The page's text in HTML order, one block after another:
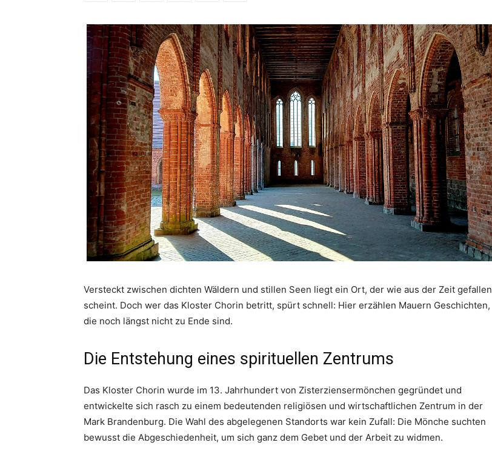
Versteckt zwischen dichten Wäldern und stillen Seen liegt ein Ort, der wie aus der Zeit gefallen
scheint. Doch wer das Kloster Chorin betritt, spürt schnell: Hier erzählen Mauern Geschichten,
die noch längst nicht zu Ende sind.
Die Entstehung eines spirituellen Zentrums
Das Kloster Chorin wurde im 13. Jahrhundert von Zisterziensermönchen gegründet und
entwickelte sich rasch zu einem bedeutenden religiösen und wirtschaftlichen Zentrum in der
Mark Brandenburg. Die Wahl des abgelegenen Standorts war kein Zufall: Die Mönche suchten
bewusst die Abgeschiedenheit, um sich ganz dem Gebet und der Arbeit zu widmen.